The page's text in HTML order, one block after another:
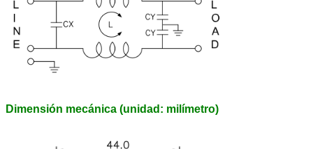
Dimensión mecánica (unidad: milímetro)